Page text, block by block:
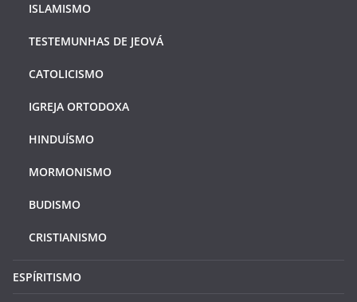
ISLAMISMO
TESTEMUNHAS DE JEOVÁ
CATOLICISMO
IGREJA ORTODOXA
HINDUÍSMO
MORMONISMO
BUDISMO
CRISTIANISMO
ESPÍRITISMO